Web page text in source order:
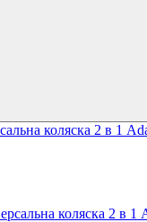
коляска 2 в 1